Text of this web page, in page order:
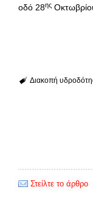
οδό 28ης
Διακοπή
Στείλτε το άρθρο